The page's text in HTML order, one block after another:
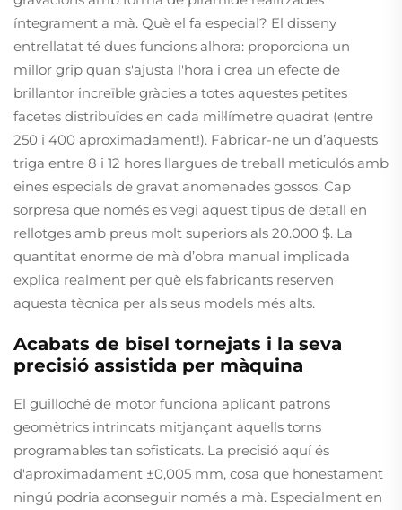
íntegrament a mà. Què el fa especial? El disseny
entrellatat té dues funcions alhora: proporciona un
millor grip quan s'ajusta l'hora i crea un efecte de
brillantor increïble gràcies a totes aquestes petites
facetes distribuïdes en cada mil·límetre quadrat (entre
250 i 400 aproximadament!). Fabricar-ne un d’aquests
triga entre 8 i 12 hores llargues de treball meticulós amb
eines especials de gravat anomenades gossos. Cap
sorpresa que només es vegi aquest tipus de detall en
rellotges amb preus molt superiors als 20.000 $. La
quantitat enorme de mà d’obra manual implicada
explica realment per què els fabricants reserven
aquesta tècnica per als seus models més alts.
Acabats de bisel tornejats i la seva
precisió assistida per màquina
El guilloché de motor funciona aplicant patrons
geomètrics intrincats mitjançant aquells torns
programables tan sofisticats. La precisió aquí és
d'aproximadament ±0,005 mm, cosa que honestament
ningú podria aconseguir només a mà. Especialment en